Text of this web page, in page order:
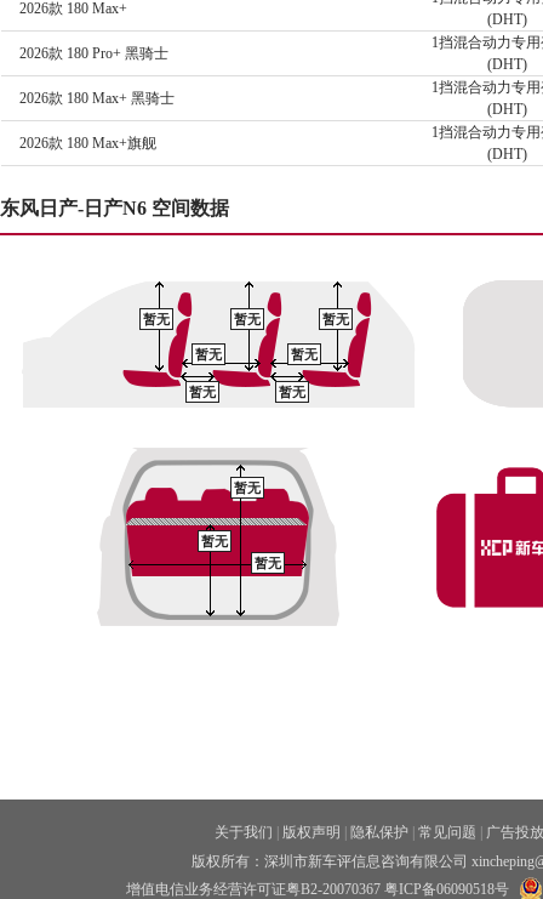
2026款 180 Max+
(DHT)
2026款 180 Pro+ 黑骑士
1挡混合动力专
(DHT)
2026款 180 Max+ 黑骑士
1挡混合动力专
(DHT)
2026款 180 Max+旗舰
1挡混合动力专
(DHT)
东风日产-日产N6 空间数据
暂无 暂无 暂无
暂无
暂无 暂无
暂无
暂无
暂无
暂无
关于我们 版权声明 隐私保护 常见问题
广告投放
版权所有：深圳市新车评信息咨询有限公司
增值电信业务经营许可证粤B2-20070367 粤ICP备06090518号